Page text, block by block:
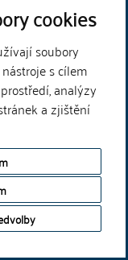
cookies
soubory
s cílem
analýzy
a zjištění
you may encounter
the most common
Theme by